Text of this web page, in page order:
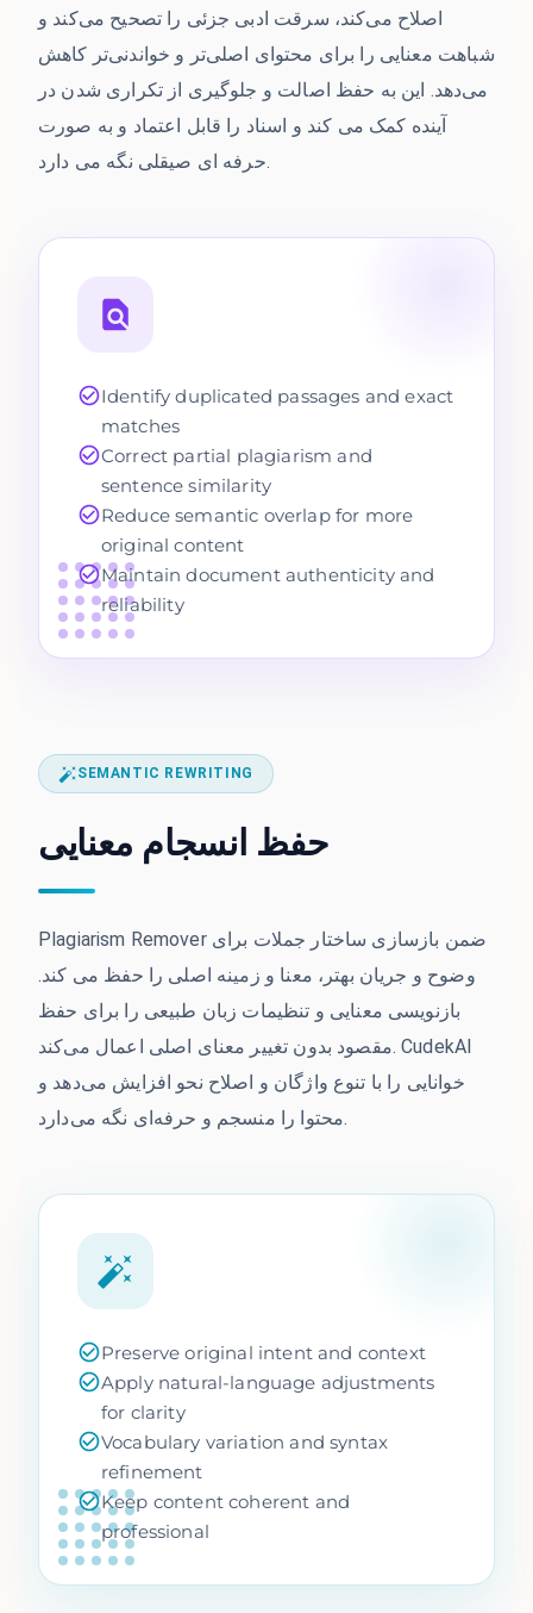
اصلاح می‌کند، سرقت ادبی جزئی را تصحیح می‌کند و
شباهت معنایی را برای محتوای اصلی‌تر و خواندنی‌تر کاهش
می‌دهد. این به حفظ اصالت و جلوگیری از تکراری شدن در
آینده کمک می کند و اسناد را قابل اعتماد و به صورت
حرفه ای صیقلی نگه می دارد.
Identify duplicated passages and exact
matches
Correct partial plagiarism and
sentence similarity
Reduce semantic overlap for more
original content
Maintain document authenticity and
reliability
Preserve original intent and context
Apply natural-language adjustments
for clarity
Vocabulary variation and syntax
refinement
Keep content coherent and
professional
SEMANTIC REWRITING
حفظ انسجام معنایی
Plagiarism Remover ضمن بازسازی ساختار جملات برای
وضوح و جریان بهتر، معنا و زمینه اصلی را حفظ می کند.
بازنویسی معنایی و تنظیمات زبان طبیعی را برای حفظ
مقصود بدون تغییر معنای اصلی اعمال می‌کند. CudekAI
خوانایی را با تنوع واژگان و اصلاح نحو افزایش می‌دهد و
محتوا را منسجم و حرفه‌ای نگه می‌دارد.